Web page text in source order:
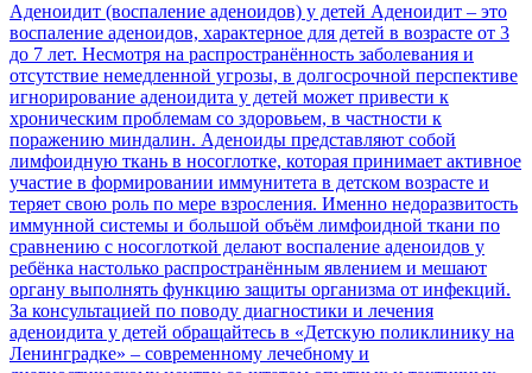
Аденоидит (воспаление аденоидов) у детей Аденоидит – это
воспаление аденоидов, характерное для детей в возрасте от 3
до 7 лет. Несмотря на распространённость заболевания и
отсутствие немедленной угрозы, в долгосрочной перспективе
игнорирование аденоидита у детей может привести к
хроническим проблемам со здоровьем, в частности к
поражению миндалин. Аденоиды представляют собой
лимфоидную ткань в носоглотке, которая принимает активное
участие в формировании иммунитета в детском возрасте и
теряет свою роль по мере взросления. Именно недоразвитость
иммунной системы и большой объём лимфоидной ткани по
сравнению с носоглоткой делают воспаление аденоидов у
ребёнка настолько распространённым явлением и мешают
органу выполнять функцию защиты организма от инфекций.
За консультацией по поводу диагностики и лечения
аденоидита у детей обращайтесь в «Детскую поликлинику на
Ленинградке» – современному лечебному и